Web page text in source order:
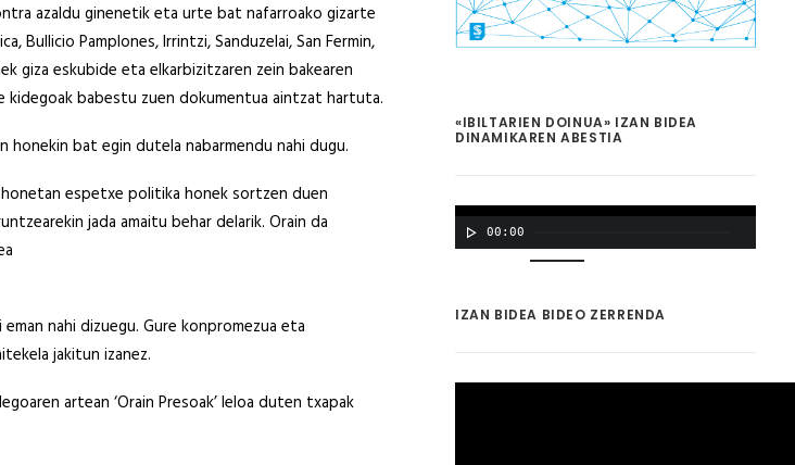
azaldu ginenetik eta urte bat nafarroako gizarte
Bullicio Pamplones, Irrintzi, Sanduzelai, San Fermin,
giza eskubide eta elkarbizitzaren zein bakearen
kidegoak babestu zuen dokumentua aintzat hartuta.
honekin bat egin dutela nabarmendu nahi dugu.
espetxe politika honek sortzen duen
jada amaitu behar delarik. Orain da
nahi dizuegu. Gure konpromezua eta
jakitun izanez.
artean ‘Orain Presoak’ leloa duten txapak
«IBILTARIEN DOINUA» IZAN BIDEA
DINAMIKAREN ABESTIA
00:00
IZAN BIDEA BIDEO ZERRENDA